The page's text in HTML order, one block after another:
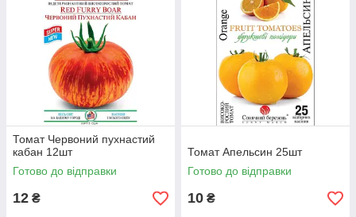
Томат Червоний пухнастий
кабан 12шт
Готово до відправки
12 ₴
Томат Апельсин 25шт
Готово до відправки
10 ₴